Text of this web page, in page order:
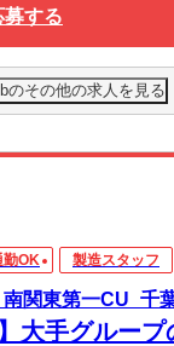
する
のその他の求人を見る
勤OK 製造スタッフ
関東第一CU_千
大手グルー